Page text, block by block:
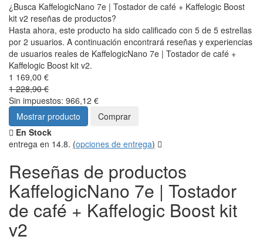
¿Busca KaffelogicNano 7e | Tostador de café + Kaffelogic Boost
kit v2 reseñas de productos?
Hasta ahora, este producto ha sido calificado con 5 de 5 estrellas
por 2 usuarios. A continuación encontrará reseñas y experiencias
de usuarios reales de KaffelogicNano 7e | Tostador de café +
Kaffelogic Boost kit v2.
1 169,00 €
1 228,90 €
Sin impuestos: 966,12 €
Mostrar producto
Comprar
En Stock
entrega en 14.8. (opciones de entrega)
Reseñas de productos
KaffelogicNano 7e | Tostador
de café + Kaffelogic Boost kit
v2